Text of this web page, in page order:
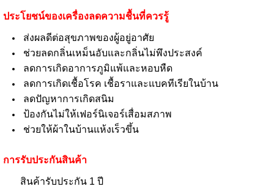
ประโยชน์ของเครื่องลดความชื้นที่ควรรู้
ส่งผลดีต่อสุขภาพของผู้อยู่อาศัย
ช่วยลดกลิ่นเหม็นอับและกลิ่นไม่พึงประสงค์
ลดการเกิดอาการภูมิแพ้และหอบหืด
ลดการเกิดเชื้อโรค เชื้อราและแบคทีเรียในบ้าน
ลดปัญหาการเกิดสนิม
ป้องกันไม่ให้เฟอร์นิเจอร์เสื่อมสภาพ
ช่วยให้ผ้าในบ้านแห้งเร็วขึ้น
การรับประกันสินค้า
สินค้ารับประกัน 1 ปี